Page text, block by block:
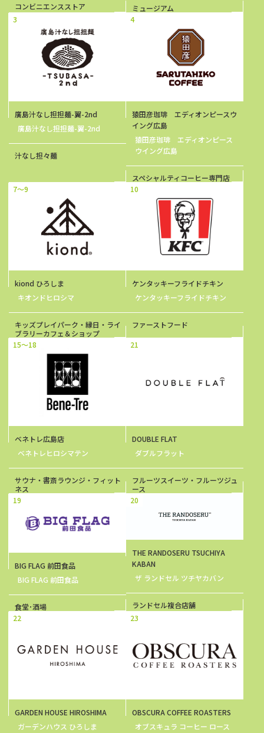
コンビニエンスストア
ミュージアム
3
廣島汁なし担担麺-翼-2nd
廣島汁なし担担麺-翼-2nd
汁なし担々麺
4
猿田彦珈琲 エディオンピースウ
イング広島
猿田彦珈琲 エディオンピース
ウイング広島
スペシャルティコーヒー専門店
7～9
kiond ひろしま
キオンドヒロシマ
キッズプレイパーク・縁日・ライ
ブラリーカフェ＆ショップ
10
ケンタッキーフライドチキン
ケンタッキーフライドチキン
ファーストフード
15～18
ベネトレ広島店
ベネトレヒロシマテン
サウナ・書斎ラウンジ・フィット
ネス
21
DOUBLE FLAT
ダブルフラット
フルーツスイーツ・フルーツジュ
ース
19
BIG FLAG 前田食品
BIG FLAG 前田食品
食堂･酒場
20
THE RANDOSERU TSUCHIYA
KABAN
ザ ランドセル ツチヤカバン
ランドセル複合店舗
22
GARDEN HOUSE HIROSHIMA
ガーデンハウス ひろしま
23
OBSCURA COFFEE ROASTERS
オブスキュラ コーヒー ロース